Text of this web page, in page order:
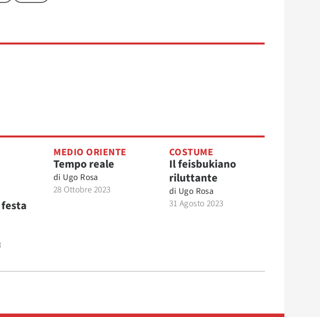
MEDIO ORIENTE
Tempo reale
di Ugo Rosa
28 Ottobre 2023
COSTUME
Il feisbukiano
riluttante
di Ugo Rosa
31 Agosto 2023